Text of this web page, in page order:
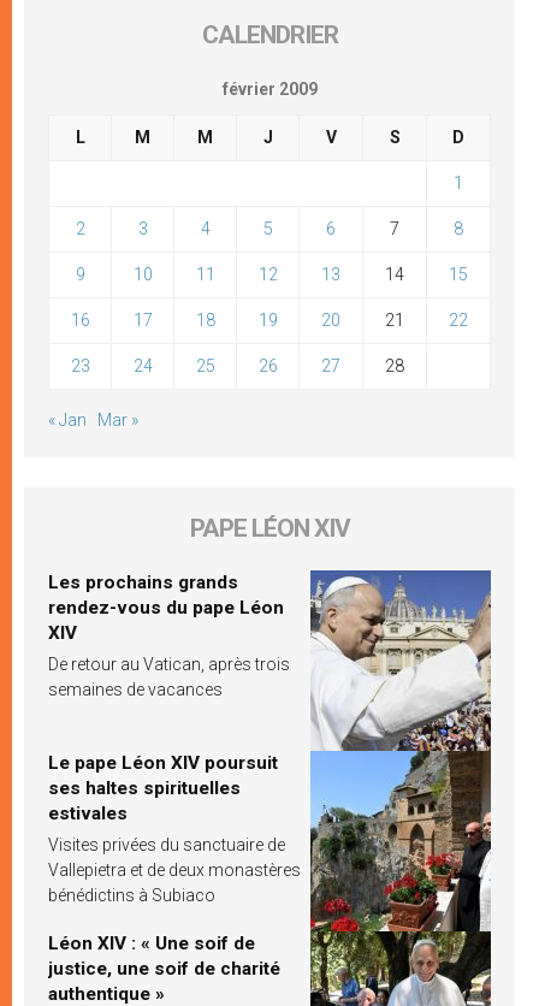
CALENDRIER
février 2009
L M M J V S D
1
2 3 4 5 6 7 8
9 10 11 12 13 14 15
16 17 18 19 20 21 22
23 24 25 26 27 28
« Jan Mar »
PAPE LÉON XIV
Les prochains grands
rendez-vous du pape Léon
XIV
De retour au Vatican, après trois
semaines de vacances
Le pape Léon XIV poursuit
ses haltes spirituelles
estivales
Visites privées du sanctuaire de
Vallepietra et de deux monastères
bénédictins à Subiaco
Léon XIV : « Une soif de
justice, une soif de charité
authentique »